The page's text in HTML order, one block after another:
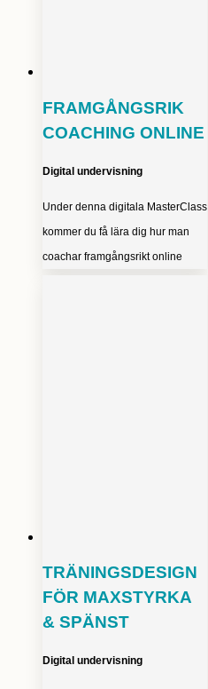
FRAMGÅNGSRIK
COACHING ONLINE
Digital undervisning
Under denna digitala MasterClass
kommer du få lära dig hur man
coachar framgångsrikt online
TRÄNINGSDESIGN
FÖR MAXSTYRKA
& SPÄNST
Digital undervisning